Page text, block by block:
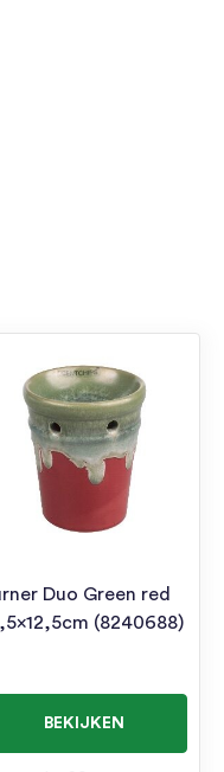
Duo Green red
(8240688)
BEKIJKEN